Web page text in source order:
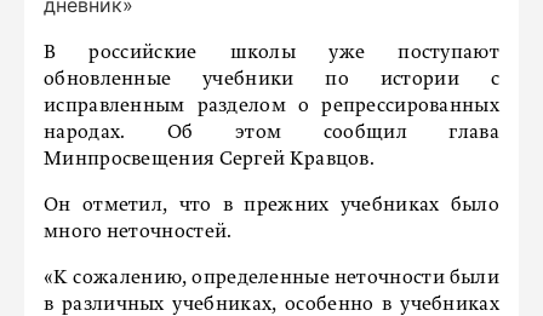
дневник»
В российские школы уже поступают
обновленные учебники по истории с
исправленным разделом о репрессированных
народах. Об этом сообщил глава
Минпросвещения Сергей Кравцов.
Он отметил, что в прежних учебниках было
много неточностей.
«К сожалению, определенные неточности были
в различных учебниках, особенно в учебниках